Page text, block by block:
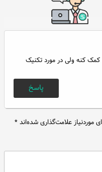
کنه ولی در مورد تکنیک
پاسخ
علامت‌گذاری شده‌اند*